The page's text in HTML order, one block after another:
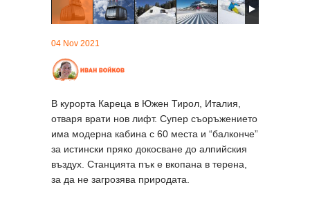
04 Nov 2021
В курорта Кареца в Южен Тирол, Италия,
отваря врати нов лифт. Супер съоръжението
има модерна кабина с 60 места и “балконче”
за истински пряко докосване до алпийския
въздух. Станцията пък е вкопана в терена,
за да не загрозява природата.